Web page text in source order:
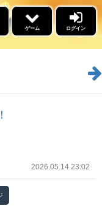
設定スケジュール
グ
ゲーム ×
ログイン
2026.05.14 23:02